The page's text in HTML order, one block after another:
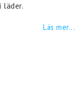
läder.
Läs mer...